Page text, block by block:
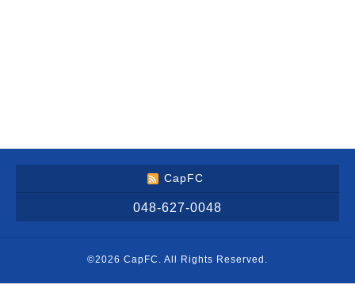
CapFC
048-627-0048
©2026 CapFC . All Rights Reserved.